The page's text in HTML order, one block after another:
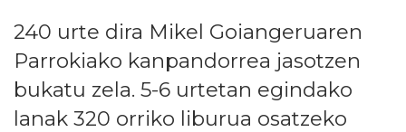
240 urte dira Mikel Goiangeruaren
Parrokiako kanpandorrea jasotzen
bukatu zela. 5-6 urtetan egindako
lanak 320 orriko liburua osatzeko